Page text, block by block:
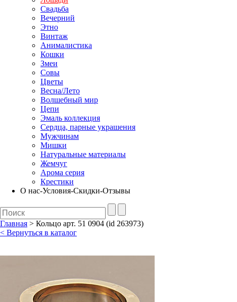
Свадьба
Вечерний
Этно
Винтаж
Анималистика
Кошки
Змеи
Совы
Цветы
Весна/Лето
Волшебный мир
Цепи
Эмаль коллекция
Сердца, парные украшения
Мужчинам
Мишки
Натуральные материалы
Жемчуг
Арома серия
Крестики
О нас-Условия-Скидки-Отзывы
Главная > Кольцо арт. 51 0904 (id 263973)
< Вернуться в каталог